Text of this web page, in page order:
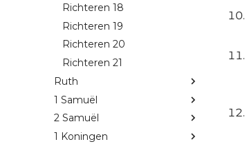
Richteren 18
Richteren 19
Richteren 20
Richteren 21
Ruth
1 Samuël
2 Samuël
1 Koningen